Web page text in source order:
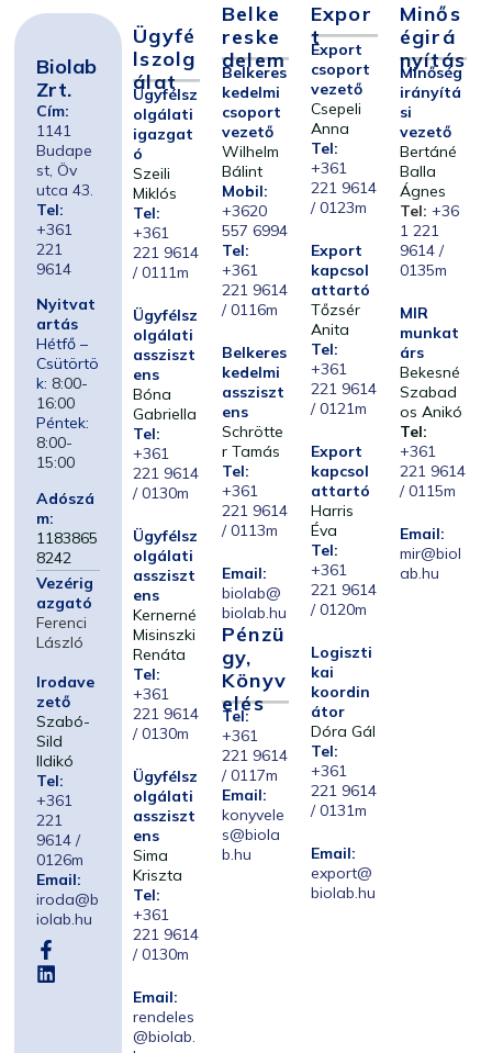
Biolab
Zrt.
Cím:
1141
Budape
st, Öv
utca 43.
Tel:
+361
221
9614
Nyitvat
artás
Hétfő –
Csütörtö
k: 8:00-
16:00
Péntek:
8:00-
15:00
Adószá
m:
1183865
8242
Vezérig
azgató
Ferenci
László
Irodave
zető
Szabó-
Sild
Ildikó
Tel:
+361
221
9614 /
0126m
Email:
iroda@b
iolab.hu
Ügyfé
Lszolg
Álat
Ügyfélsz
olgálati
igazgat
ó
Szeili
Miklós
Tel:
+361
221 9614
/ 0111m
Ügyfélsz
olgálati
assziszt
ens
Bóna
Gabriella
Tel:
+361
221 9614
/ 0130m
Ügyfélsz
olgálati
assziszt
ens
Kernerné
Misinszki
Renáta
Tel:
+361
221 9614
/ 0130m
Ügyfélsz
olgálati
assziszt
ens
Sima
Kriszta
Tel:
+361
221 9614
/ 0130m
Email:
rendeles
@biolab.
Belke
Reske
Delem
Belkeres
kedelmi
csoport
vezető
Wilhelm
Bálint
Mobil:
+3620
557 6994
Tel:
+361
221 9614
/ 0116m
Belkeres
kedelmi
assziszt
ens
Schrötte
r Tamás
Tel:
+361
221 9614
/ 0113m
Email:
biolab@
biolab.hu
Pénzü
Gy,
Könyv
Elés
Tel:
+361
221 9614
/ 0117m
Email:
konyvele
s@biola
b.hu
Expor
T
Export
csoport
vezető
Csepeli
Anna
Tel:
+361
221 9614
/ 0123m
Export
kapcsol
attartó
Tőzsér
Anita
Tel:
+361
221 9614
/ 0121m
Export
kapcsol
attartó
Harris
Éva
Tel:
+361
221 9614
/ 0120m
Logiszti
kai
koordin
átor
Dóra Gál
Tel:
+361
221 9614
/ 0131m
Email:
export@
biolab.hu
Minős
Égirá
Nyítás
Minőség
irányítá
si
vezető
Bertáné
Balla
Ágnes
Tel: +36
1 221
9614 /
0135m
MIR
munkat
árs
Bekesné
Szabad
os Anikó
Tel:
+361
221 9614
/ 0115m
Email:
mir@biol
ab.hu